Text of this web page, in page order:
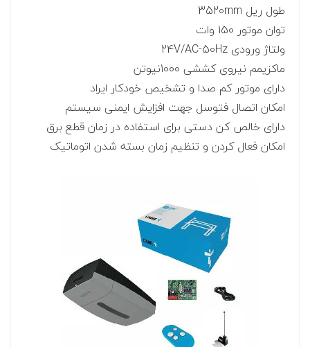
طول ریل 3520mm
توان موتور 150 وات
ولتاژ ورودی 24V/AC-50Hz
ماکزیمم نیروی کششی 1000نیوتن
دارای موتور کم صدا و تشخیص خودکار ایراد
امکان اتصال فتوسل جهت افزایش ایمنی سیستم
دارای خالص کن دستی برای استفاده در زمان قطع برق
امکان فعال کردن و تنظیم زمان بسته شدن اتوماتیک